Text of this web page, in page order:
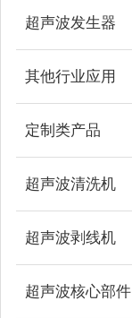
超声波发生器
其他行业应用
定制类产品
超声波清洗机
超声波剥线机
超声波核心部件